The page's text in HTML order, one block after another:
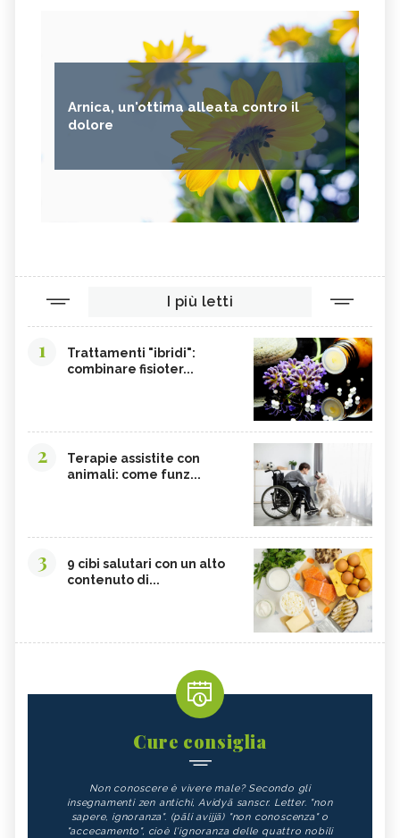
Arnica, un'ottima alleata contro il
dolore
I più letti
1
Trattamenti "ibridi":
combinare fisioter...
2
Terapie assistite con
animali: come funz...
3
9 cibi salutari con un alto
contenuto di...
Cure consiglia
Non conoscere è vivere male? Secondo gli
insegnamenti zen antichi, Avidyā sanscr. Letter. "non
sapere, ignoranza". (pāli avijjā) "non conoscenza" o
"accecamento", cioè l'ignoranza delle quattro nobili